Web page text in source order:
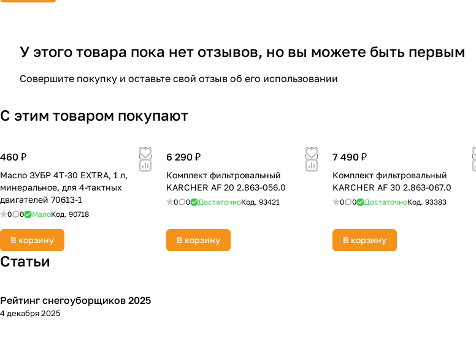
У этого товара пока нет отзывов, но вы можете быть первым
Совершите покупку и оставьте свой отзыв об его использовании
С этим товаром покупают
460 ₽
Масло ЗУБР 4Т-30 EXTRA, 1 л,
минеральное, для 4-тактных
двигателей 70613-1
0 0 МалоКод. 90718
В корзину
6 290 ₽
Комплект фильтровальный
KARCHER AF 20 2.863-056.0
0 0 ДостаточноКод.93421
В корзину
7 490 ₽
Комплект фильтровальный
KARCHER AF 30 2.863-067.0
0 0 ДостаточноКод.93383
В корзину
Статьи
Зимняя
Рейтинг снегоуборщиков 2025
4 декабря 2025